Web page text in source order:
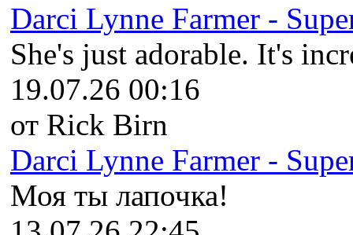
Darci Lynne Farmer -
She's just adorable. It's
19.07.26 00:16
от Rick Birn
Darci Lynne Farmer -
Моя ты лапочка!